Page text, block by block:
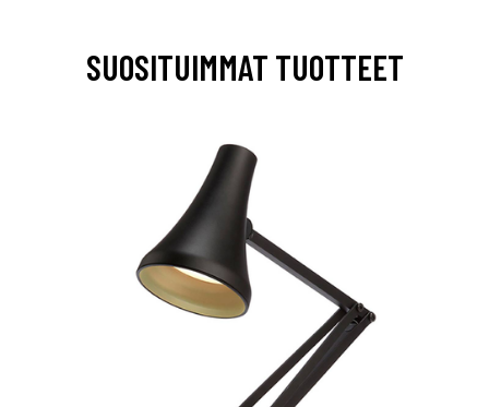
SUOSITUIMMAT TUOTTEET